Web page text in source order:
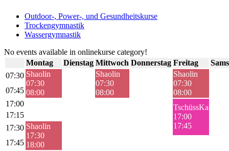
Outdoor-, Power-, und Gesundheitskurse
Trockengymnastik
Wassergymnastik
No events available in onlinekurse category!
Montag
Dienstag Mittwoch Donnerstag Freitag
07:30 Shaolin
07:30
08:00
Shaolin
07:30
08:00
Shaolin
07:30
08:00
07:45
17:00
TschüssKa
17:00
17:45
17:15
17:30 Shaolin
17:30
18:00
17:45